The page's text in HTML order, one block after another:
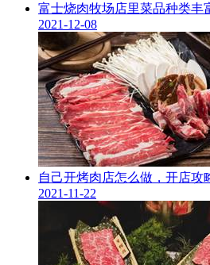
富士烧肉牧场店里菜品种类丰
2021-12-08
自己开烤肉店怎么做，开店攻
2021-11-22